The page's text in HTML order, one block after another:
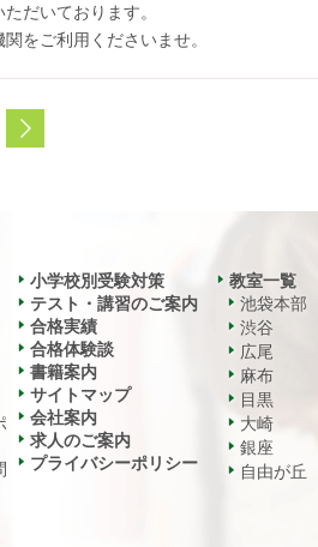
だいております。
をご利用くださいませ。
小学校別受験対策
テスト・講習のご案内
合格実績
合格体験談
書籍案内
サイトマップ
会社案内
求人のご案内
プライバシーポリシー
教室一覧
池袋本部
渋谷
広尾
麻布
目黒
大崎
銀座
自由が丘